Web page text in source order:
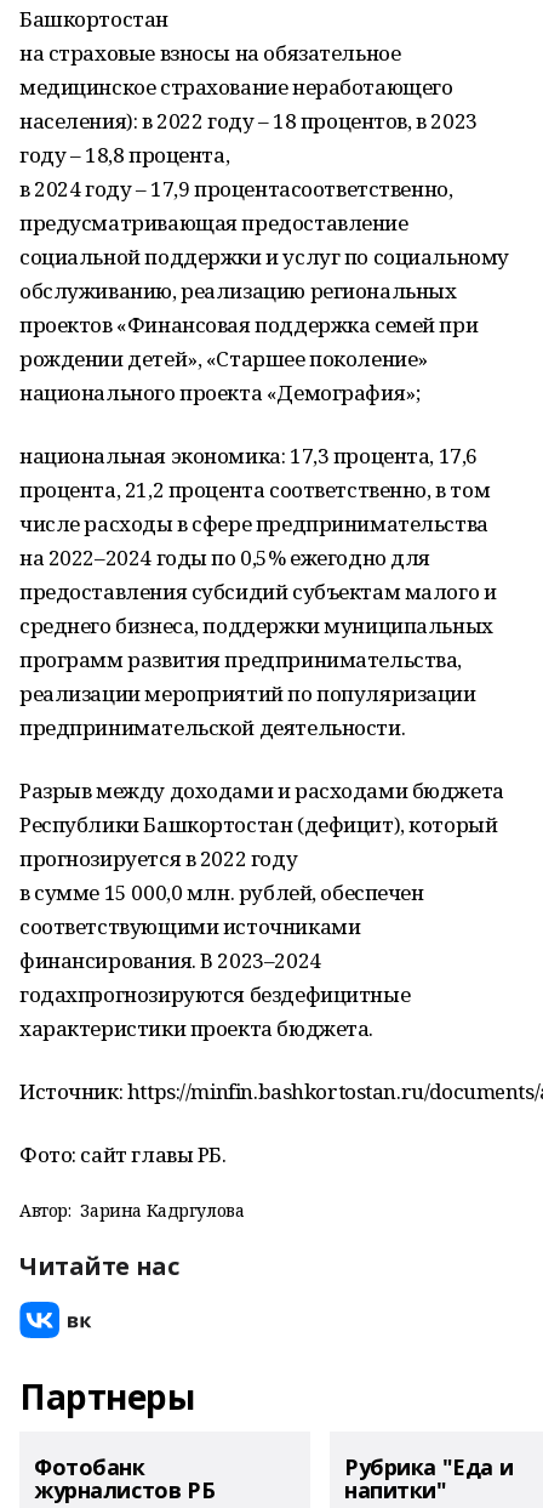
Башкортостан
на страховые взносы на обязательное
медицинское страхование неработающего
населения): в 2022 году – 18 процентов, в 2023
году – 18,8 процента,
в 2024 году – 17,9 процентасоответственно,
предусматривающая предоставление
социальной поддержки и услуг по социальному
обслуживанию, реализацию региональных
проектов «Финансовая поддержка семей при
рождении детей», «Старшее поколение»
национального проекта «Демография»;
национальная экономика: 17,3 процента, 17,6
процента, 21,2 процента соответственно, в том
числе расходы в сфере предпринимательства
на 2022–2024 годы по 0,5% ежегодно для
предоставления субсидий субъектам малого и
среднего бизнеса, поддержки муниципальных
программ развития предпринимательства,
реализации мероприятий по популяризации
предпринимательской деятельности.
Разрыв между доходами и расходами бюджета
Республики Башкортостан (дефицит), который
прогнозируется в 2022 году
в сумме 15 000,0 млн. рублей, обеспечен
соответствующими источниками
финансирования. В 2023–2024
годахпрогнозируются бездефицитные
характеристики проекта бюджета.
Источник: https://minfin.bashkortostan.ru/
Фото: сайт главы РБ.
Автор: Зарина Кадргулова
Читайте нас
Партнеры
Фотобанк
журналистов РБ
Рубрика "Еда и
напитки"